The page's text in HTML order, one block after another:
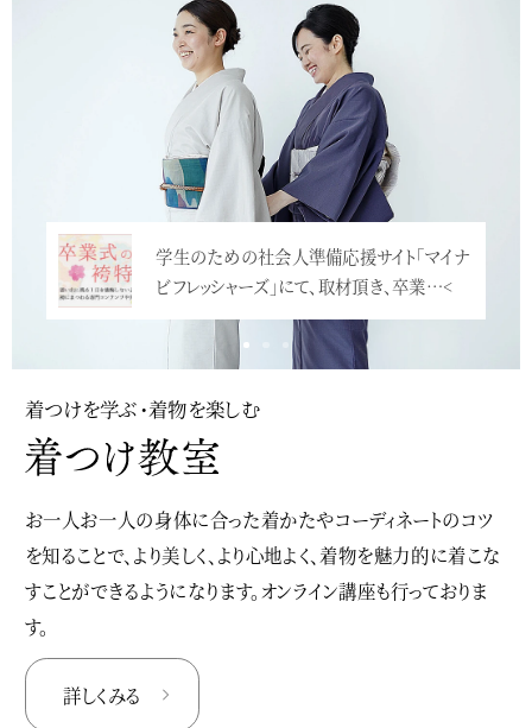
着つけを学ぶ・着物を楽しむ
お一人お一人の身体に合った着かたやコーディネートのコツ
を知ることで、より美しく、より心地よく、着物を魅力的に着こな
すことができるようになります。オンライン講座も行っておりま
す。
詳しくみる
学生のための社会人準備応援サイト「マイナ
ビフレッシャーズ」にて、取材頂き、卒業…<